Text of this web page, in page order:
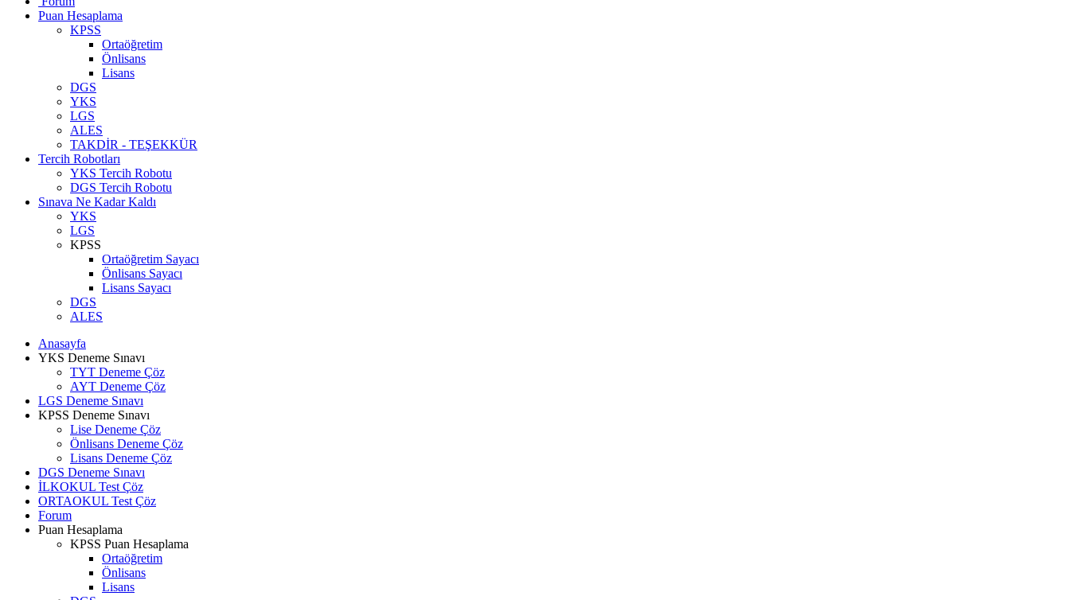
Puan Hesaplama
KPSS
Ortaöğretim
Önlisans
Lisans
DGS
YKS
LGS
ALES
TAKDİR - TEŞEKKÜR
Tercih Robotları
YKS Tercih Robotu
DGS Tercih Robotu
Sınava Ne Kadar Kaldı
YKS
LGS
KPSS
Ortaöğretim Sayacı
Önlisans Sayacı
Lisans Sayacı
DGS
ALES
Anasayfa
YKS Deneme Sınavı
TYT Deneme Çöz
AYT Deneme Çöz
LGS Deneme Sınavı
KPSS Deneme Sınavı
Lise Deneme Çöz
Önlisans Deneme Çöz
Lisans Deneme Çöz
DGS Deneme Sınavı
İLKOKUL Test Çöz
ORTAOKUL Test Çöz
Forum
Puan Hesaplama
KPSS Puan Hesaplama
Ortaöğretim
Önlisans
Lisans